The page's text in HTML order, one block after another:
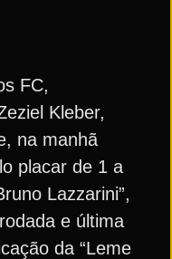
FC,
Kleber,
na manhã
placar de 1 a
Lazzarini”,
e última
da “Leme